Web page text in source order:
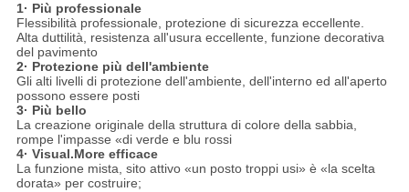
1· Più professionale
Flessibilità professionale, protezione di sicurezza eccellente.
Alta duttilità, resistenza all'usura eccellente, funzione decorativa
del pavimento
2· Protezione più dell'ambiente
Gli alti livelli di protezione dell'ambiente, dell'interno ed all'aperto
possono essere posti
3· Più bello
La creazione originale della struttura di colore della sabbia,
rompe l'impasse «di verde e blu rossi
4· Visual.More efficace
La funzione mista, sito attivo «un posto troppi usi» è «la scelta
dorata» per costruire;